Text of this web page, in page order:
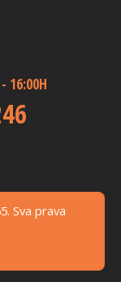
16:00H
Sva prava